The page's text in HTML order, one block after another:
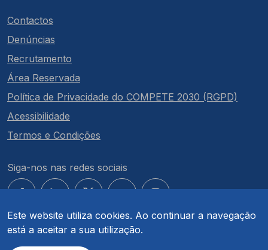
Este website utiliza cookies. Ao continuar a navegação
está a aceitar a sua utilização.
Contactos
Denúncias
Recrutamento
Área Reservada
Política de Privacidade do COMPETE 2030 (RGPD)
Acessibilidade
Termos e Condições
Siga-nos nas redes sociais